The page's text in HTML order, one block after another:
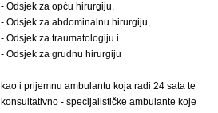
- Odsjek za opću hirurgiju,
- Odsjek za abdominalnu hirurgiju,
- Odsjek za traumatologiju i
- Odsjek za grudnu hirurgiju
kao i prijemnu ambulantu koja radi 24 sata te
konsultativno - specijalističke ambulante koje